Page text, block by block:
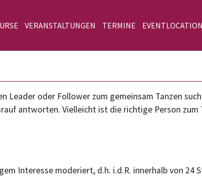
VERANSTALTUNGEN TERMINE EVENTLOCATION
Leader oder Follower zum gemeinsam Tanzen
antworten. Vielleicht ist die richtige Person zum
Interesse moderiert, d.h. i.d.R. innerhalb von 24